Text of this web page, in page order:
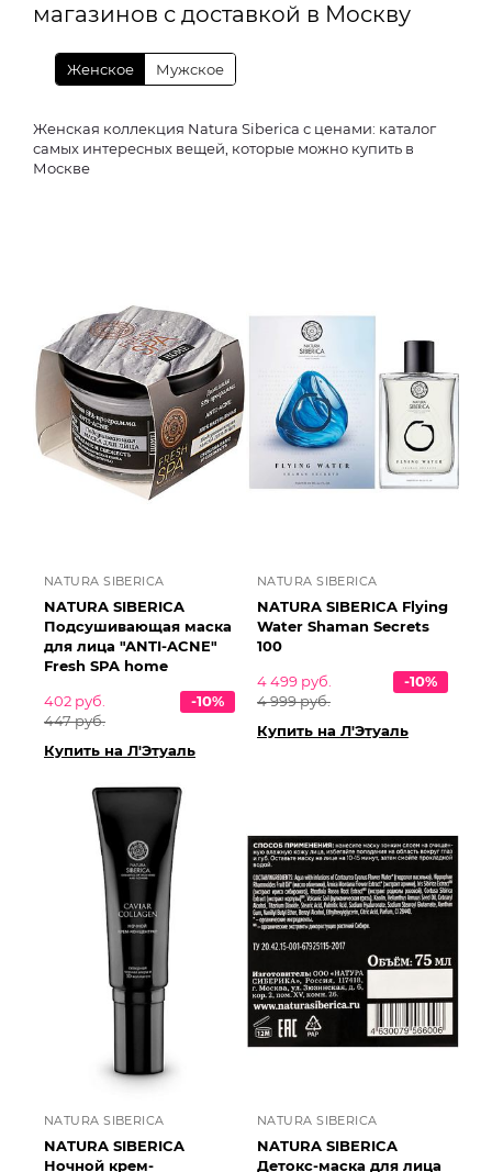
магазинов с доставкой в Москву
Женское Мужское
Женская коллекция Natura Siberica с ценами: каталог
самых интересных вещей, которые можно купить в
Москве
NATURA SIBERICA
NATURA SIBERICA
Подсушивающая маска
для лица "ANTI-ACNE"
Fresh SPA home
402 руб.
447 руб.
-10%
Купить на Л'Этуаль
NATURA SIBERICA
NATURA SIBERICA Flying
Water Shaman Secrets
100
4 499 руб.
4 999 руб.
-10%
Купить на Л'Этуаль
NATURA SIBERICA
NATURA SIBERICA
Ночной крем-
NATURA SIBERICA
NATURA SIBERICA
Детокс-маска для лица